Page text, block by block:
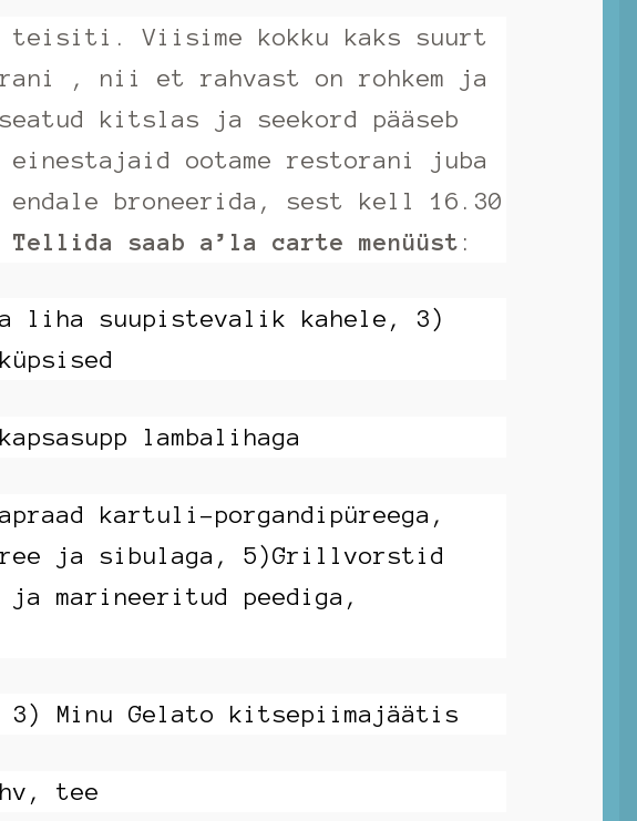
teisiti. Viisime kokku kaks suurt
, nii et rahvast on rohkem ja
kitslas ja seekord pääseb
ootame restorani juba
broneerida, sest kell 16.30
Tellida saab a’la carte menüüst :
liha suupistevalik kahele, 3)
lambalihaga
kartuli-porgandipüreega,
ja sibulaga, 5)Grillvorstid
marineeritud peediga,
Minu Gelato kitsepiimajäätis
tee